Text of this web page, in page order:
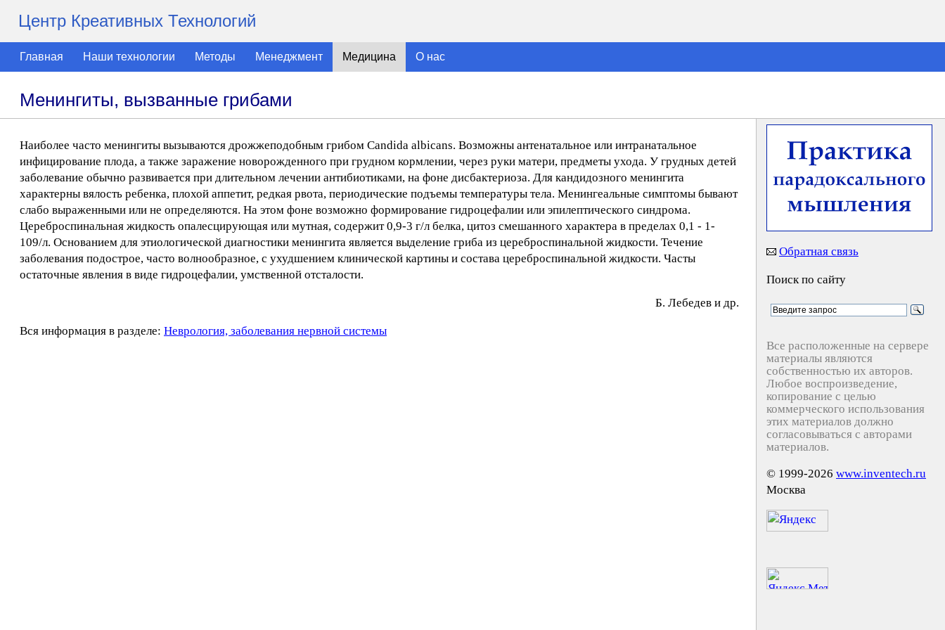
Центр Креативных Технологий
Главная Наши технологии Методы Менеджмент Медицина О нас
Менингиты, вызванные грибами
Наиболее часто менингиты вызываются дрожжеподобным грибом Candida albicans. Возможны антенатальное или интранатальное
инфицирование плода, а также заражение новорожденного при грудном кормлении, через руки матери, предметы ухода. У грудных детей
заболевание обычно развивается при длительном лечении антибиотиками, на фоне дисбактериоза. Для кандидозного менингита
характерны вялость ребенка, плохой аппетит, редкая рвота, периодические подъемы температуры тела. Менингеальные симптомы бывают
слабо выраженными или не определяются. На этом фоне возможно формирование гидроцефалии или эпилептического синдрома.
Цереброспинальная жидкость опалесцирующая или мутная, содержит 0,9-3 г/л белка, цитоз смешанного характера в пределах 0,1 - 1-
109/л. Основанием для этиологической диагностики менингита является выделение гриба из цереброспинальной жидкости. Течение
заболевания подострое, часто волнообразное, с ухудшением клинической картины и состава цереброспинальной жидкости. Часты
остаточные явления в виде гидроцефалии, умственной отсталости.
Б. Лeбeдeв и др.
Вся информация в разделе: Неврология, заболевания нервной системы
Обратная связь
Поиск по сайту
Все расположенные на сервере
материалы являются
собственностью их авторов.
Любое воспроизведение,
копирование с целью
коммерческого использования
этих материалов должно
согласовываться с авторами
материалов.
© 1999-2026 www.inventech.ru
Москва